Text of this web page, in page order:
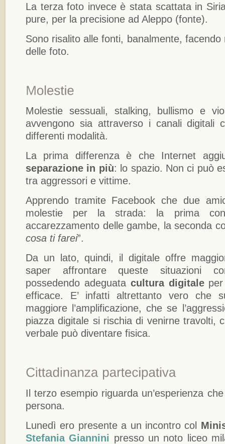
La terza foto invece è stata scattata in
pure, per la precisione ad Aleppo (fonte).
Sono risalito alle fonti, banalmente, facendo
delle foto.
Molestie sessuali, stalking, bullismo e
avvengono sia attraverso i canali digitali
differenti modalità.
La prima differenza è che Internet
separazione in più: lo spazio. Non ci può
tra aggressori e vittime.
Apprendo tramite Facebook che due
molestie per la strada: la prima
accarezzamento delle gambe, la seconda
cosa ti farei”.
Da un lato, quindi, il digitale offre
saper affrontare queste situazioni
possedendo adeguata cultura digitaleper
efficace. E’ infatti altrettanto vero che
maggiore l’amplificazione, che se
piazza digitale si rischia di venirne travolti,
verbale può diventare fisica.
Il terzo esempio riguarda un’esperienza
persona.
Lunedì ero presente a un incontro col
Stefania Giannini presso un noto liceo